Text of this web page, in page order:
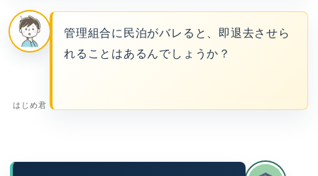
はじめ君
管理組合に民泊がバレると、即退去させら
れることはあるんでしょうか？